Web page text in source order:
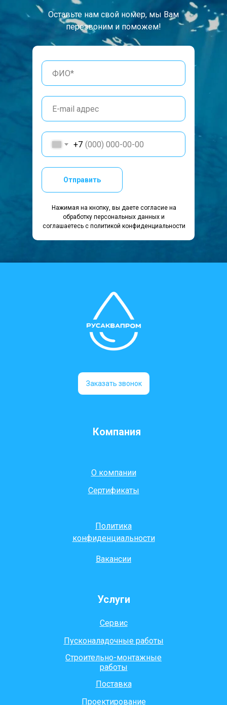
+7
Отправить
Нажимая на кнопку, вы даете согласие на
обработку персональных данных и
соглашаетесь c политикой конфиденциальности
Оставьте нам свой номер, мы Вам
перезвоним и поможем!
Заказать звонок
Компания
О компании
Сертификаты
Услуги
Проектирование
Политика
конфиденциальности
Поставка
Строительно-монтажные
работы
Пусконаладочные работы
Сервис
Вакансии